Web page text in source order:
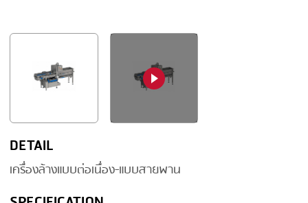
LOADER
MEMBRANING
PACKING
SEARING
SKIN PACK
SKINNING
ORVED
DETAIL
เครื่องล้างแบบต่อเนื่อง-แบบสายพาน